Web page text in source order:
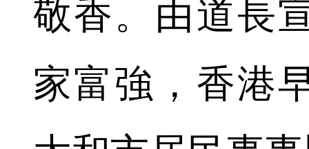
敬香。由道長
家富強，香港